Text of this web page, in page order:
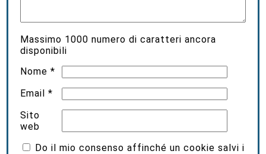
Massimo 1000 numero di caratteri ancora
disponibili
Nome*
Email*
Sito
web
Do il mio consenso affinché un cookie salvi i